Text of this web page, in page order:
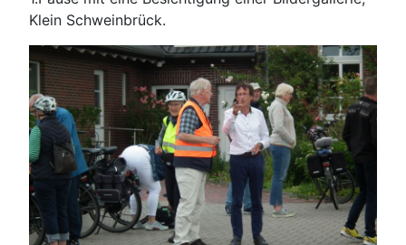
Klein Schweinbrück.